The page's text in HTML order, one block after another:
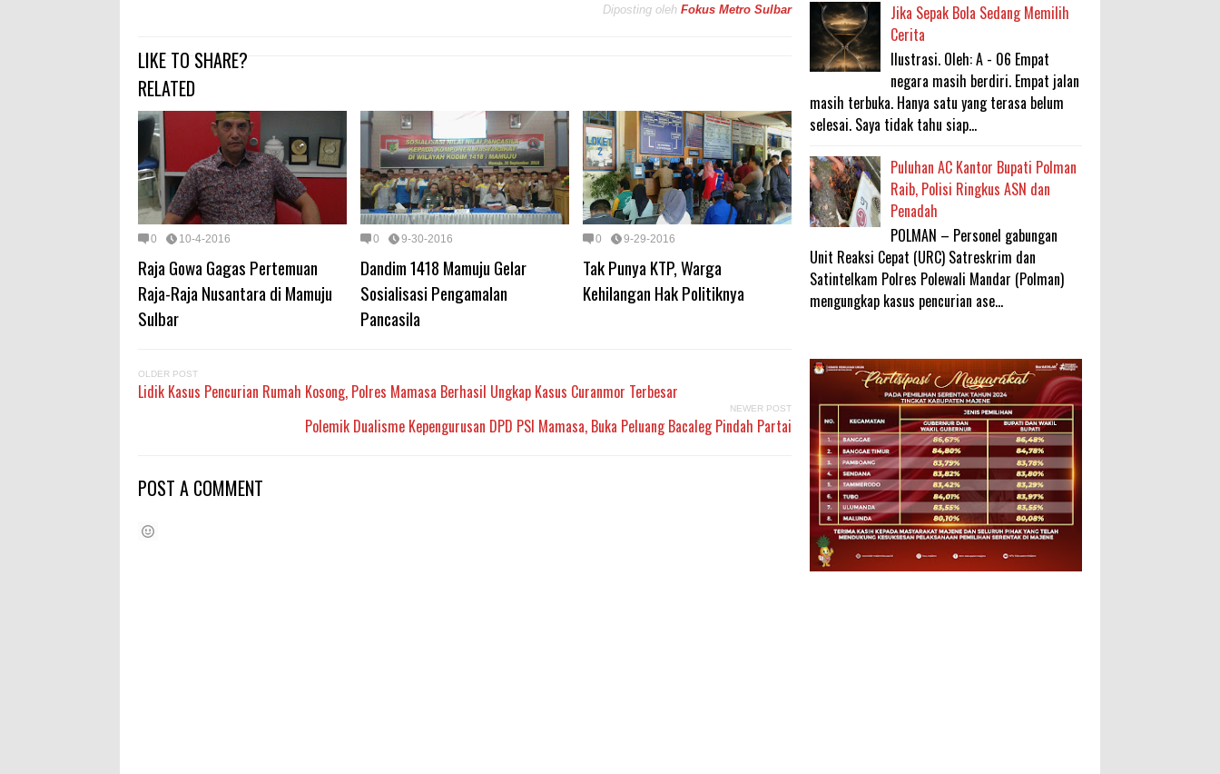
Diposting oleh Fokus Metro Sulbar
LIKE TO SHARE?
RELATED
0 10-4-2016
Raja Gowa Gagas Pertemuan
Raja-Raja Nusantara di Mamuju
Sulbar
0 9-30-2016
Dandim 1418 Mamuju Gelar
Sosialisasi Pengamalan
Pancasila
0 9-29-2016
Tak Punya KTP, Warga
Kehilangan Hak Politiknya
OLDER POST
Lidik Kasus Pencurian Rumah Kosong, Polres Mamasa Berhasil Ungkap Kasus Curanmor Terbesar
NEWER POST
Polemik Dualisme Kepengurusan DPD PSI Mamasa, Buka Peluang Bacaleg Pindah Partai
POST A COMMENT
Jika Sepak Bola Sedang Memilih
Cerita
Ilustrasi. Oleh: A - 06 Empat
negara masih berdiri. Empat jalan
masih terbuka. Hanya satu yang terasa belum
selesai. Saya tidak tahu siap...
Puluhan AC Kantor Bupati Polman
Raib, Polisi Ringkus ASN dan
Penadah
POLMAN – Personel gabungan
Unit Reaksi Cepat (URC) Satreskrim dan
Satintelkam Polres Polewali Mandar (Polman)
mengungkap kasus pencurian ase...